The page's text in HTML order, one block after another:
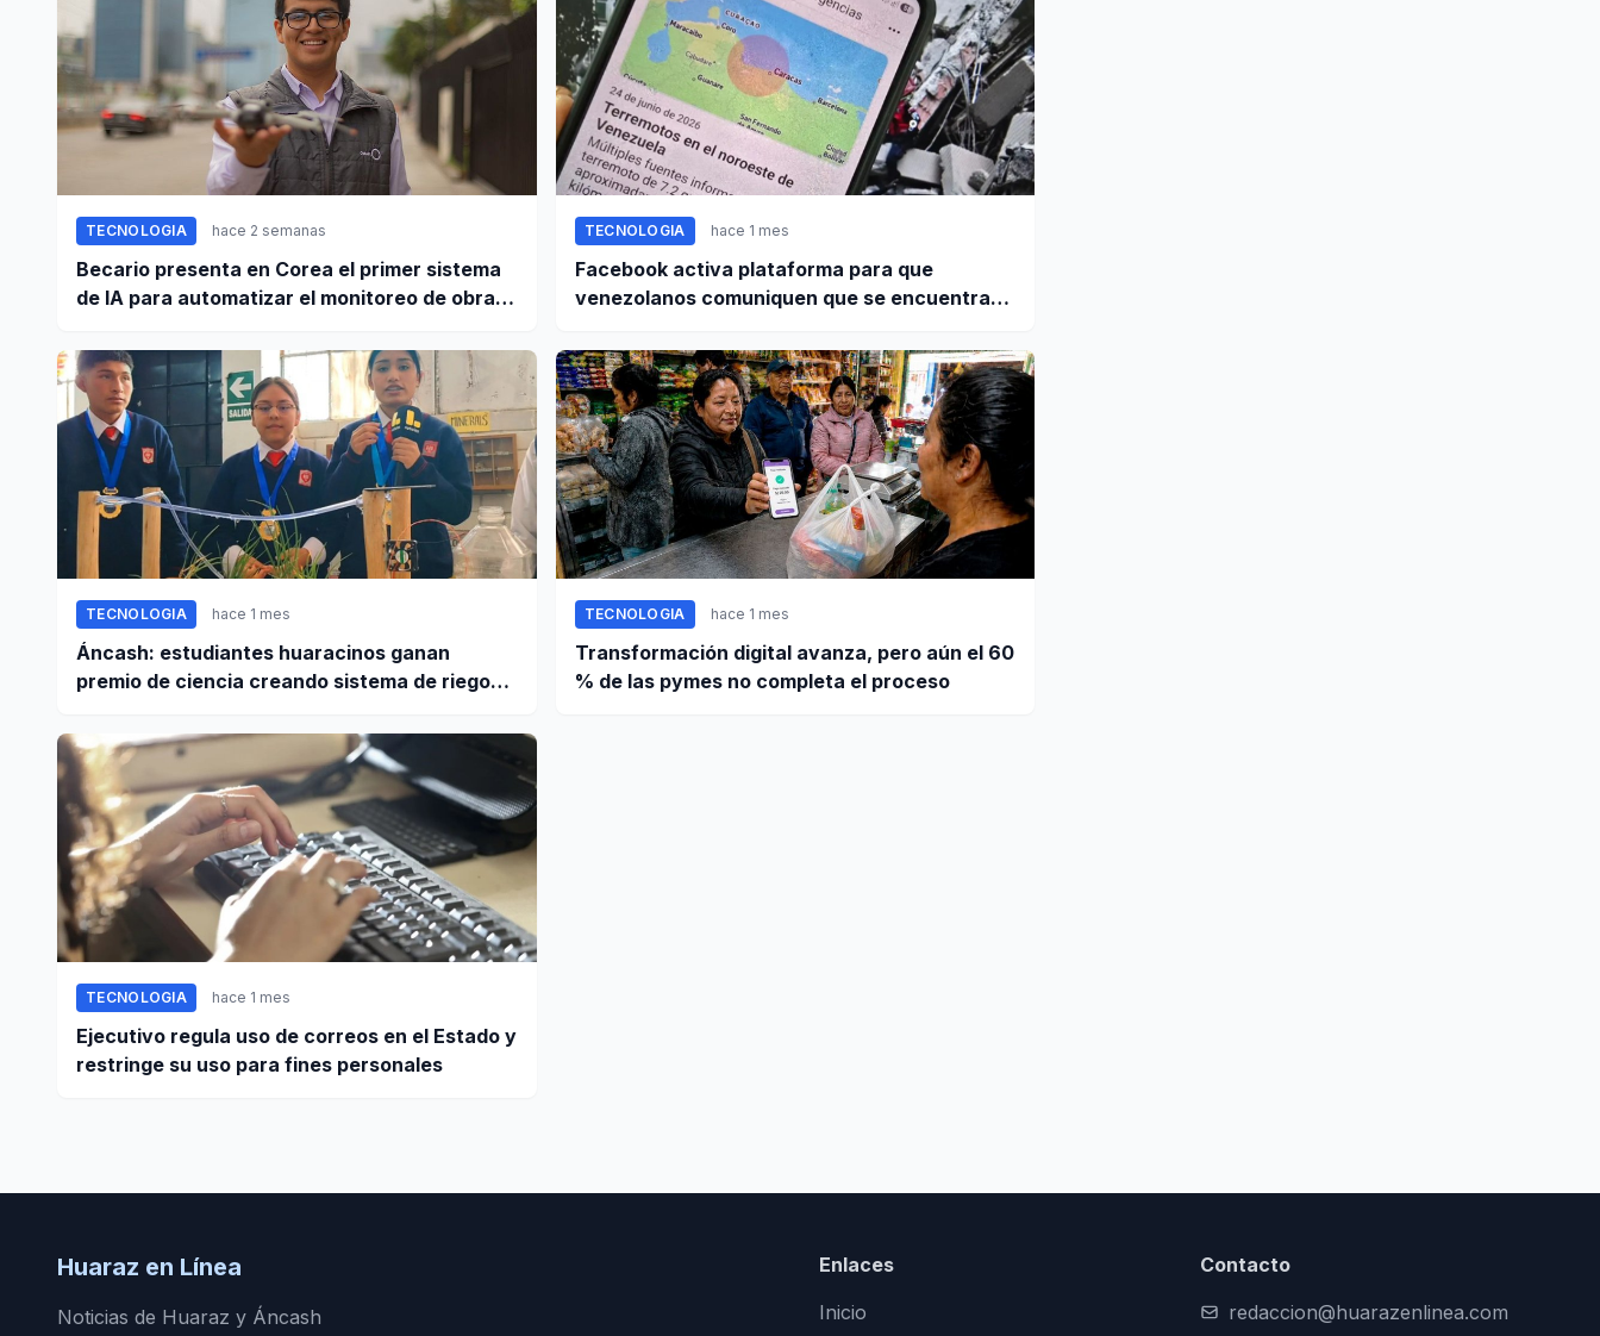
TECNOLOGIA hace 2 semanas
Becario presenta en Corea el primer sistema
de IA para automatizar el monitoreo de obras
TECNOLOGIA hace 1 mes
Facebook activa plataforma para que
venezolanos comuniquen que se encuentran
TECNOLOGIA hace 1 mes
Áncash: estudiantes huaracinos ganan
premio de ciencia creando sistema de riego
TECNOLOGIA hace 1 mes
Transformación digital avanza, pero aún el 60
% de las pymes no completa el proceso
TECNOLOGIA hace 1 mes
Ejecutivo regula uso de correos en el Estado y
restringe su uso para fines personales
Huaraz en Línea
Noticias de Huaraz y Áncash
Enlaces
Inicio
Contacto
redaccion@huarazenlinea.com